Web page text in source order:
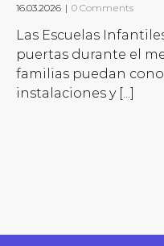
16.03.2026 | 0 Comments
Las Escuelas
puertas durante el
familias puedan
instalaciones y [...]